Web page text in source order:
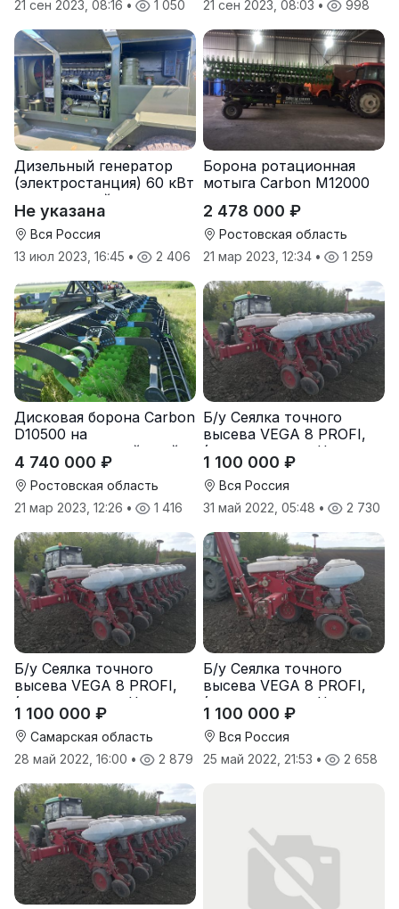
21 сен 2023, 08:16 • 1 050 21 сен 2023, 08:03 • 998
Дизельный генератор
(электростанция) 60 кВт
-автономный источник
электроэнергии
Не указана
Вся Россия
13 июл 2023, 16:45 • 2 406
Борона ротационная
мотыга Carbon М12000
2 478 000 ₽
Ростовская область
21 мар 2023, 12:34 • 1 259
Дисковая борона Carbon
D10500 на
подпружиненной стойке
(3D)
4 740 000 ₽
Ростовская область
21 мар 2023, 12:26 • 1 416
Б/у Сеялка точного
высева VEGA 8 PROFI,
(производство Червона
Зирка), 2016 г., в
отличном состоянии
1 100 000 ₽
Вся Россия
31 май 2022, 05:48 • 2 730
Б/у Сеялка точного
высева VEGA 8 PROFI,
(производство Червона
Зирка), 2016 г., в
отличном состоянии
1 100 000 ₽
Самарская область
28 май 2022, 16:00 • 2 879
Б/у Сеялка точного
высева VEGA 8 PROFI,
(производство Червона
Зирка), 2016 г., в
отличном состоянии
1 100 000 ₽
Вся Россия
25 май 2022, 21:53 • 2 658